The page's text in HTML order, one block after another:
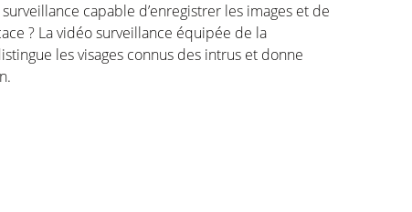
capable d’enregistrer les images et de
? La vidéo surveillance équipée de la
les visages connus des intrus et donne